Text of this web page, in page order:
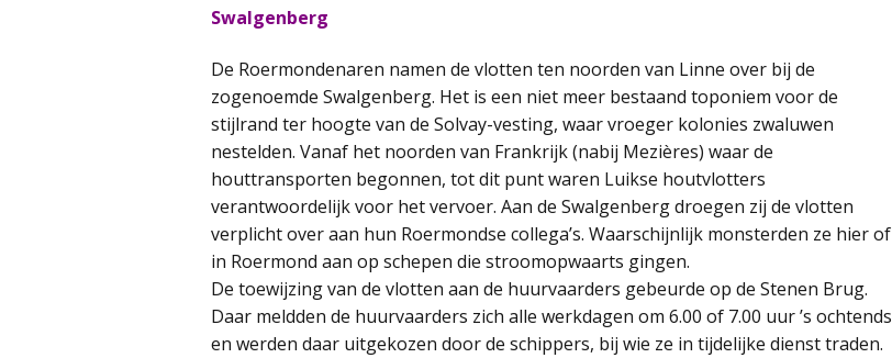
Swalgenberg
De Roermondenaren namen de vlotten ten noorden van Linne over bij de
zogenoemde Swalgenberg. Het is een niet meer bestaand toponiem voor de
stijlrand ter hoogte van de Solvay-vesting, waar vroeger kolonies zwaluwen
nestelden. Vanaf het noorden van Frankrijk (nabij Mezières) waar de
houttransporten begonnen, tot dit punt waren Luikse houtvlotters
verantwoordelijk voor het vervoer. Aan de Swalgenberg droegen zij de vlotten
verplicht over aan hun Roermondse collega’s. Waarschijnlijk monsterden ze hier of
in Roermond aan op schepen die stroomopwaarts gingen.
De toewijzing van de vlotten aan de huurvaarders gebeurde op de Stenen Brug.
Daar meldden de huurvaarders zich alle werkdagen om 6.00 of 7.00 uur ’s ochtends
en werden daar uitgekozen door de schippers, bij wie ze in tijdelijke dienst traden.